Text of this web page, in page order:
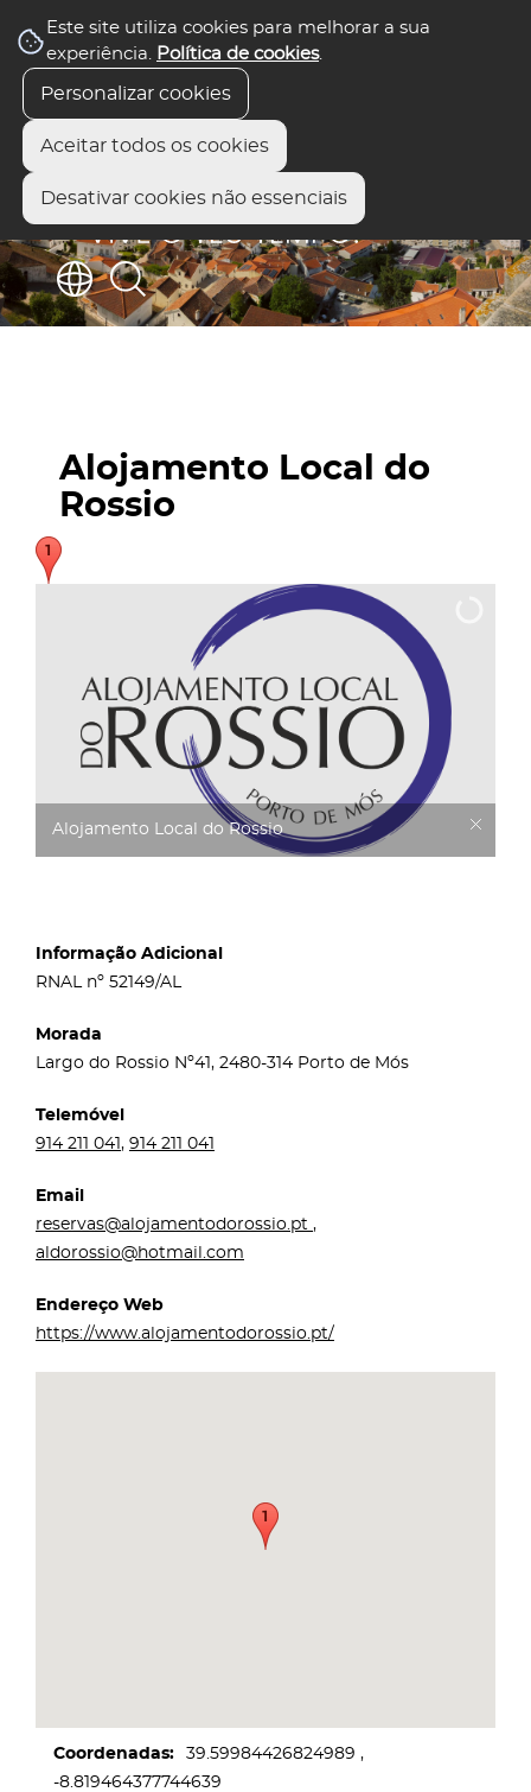
Este site utiliza cookies para melhorar a sua
experiência. Política de cookies.
Personalizar cookies
Aceitar todos os cookies
Desativar cookies não essenciais
Alojamento Local do
Rossio
Alojamento Local do Rossio
Informação Adicional
RNAL nº 52149/AL
Morada
Largo do Rossio Nº41, 2480-314 Porto de Mós
Telemóvel
914 211 041, 914 211 041
Email
reservas@alojamentodorossio.pt ,
aldorossio@hotmail.com
Endereço Web
https://www.alojamentodorossio.pt/
Coordenadas
39.59984426824989
-8.819464377744639